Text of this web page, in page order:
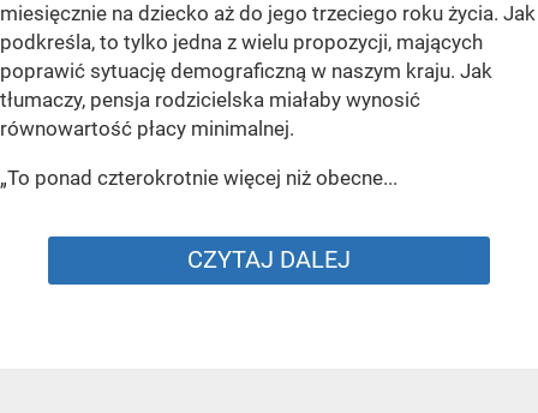
miesięcznie na dziecko aż do jego trzeciego roku życia. Jak
podkreśla, to tylko jedna z wielu propozycji, mających
poprawić sytuację demograficzną w naszym kraju. Jak
tłumaczy, pensja rodzicielska miałaby wynosić
równowartość płacy minimalnej.
„To ponad czterokrotnie więcej niż obecne...
CZYTAJ DALEJ